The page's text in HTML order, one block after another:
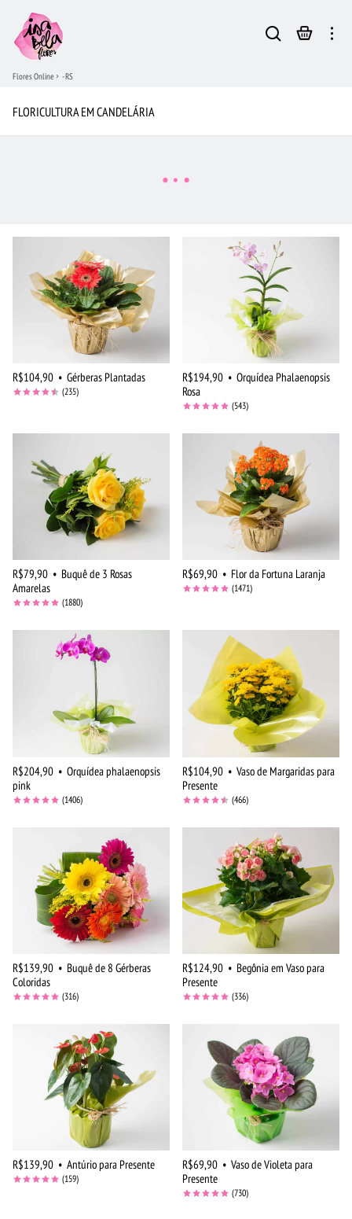
Flores Online - RS
FLORICULTURA EM CANDELÁRIA
R$104,90 • Gérberas Plantadas
(235)
R$194,90 • Orquídea Phalaenopsis
Rosa
(543)
R$79,90 • Buquê de 3 Rosas
Amarelas
(1880)
R$69,90 • Flor da Fortuna Laranja
(1471)
R$204,90 • Orquídea phalaenopsis
pink
(1406)
R$104,90 • Vaso de Margaridas para
Presente
(466)
R$139,90 • Buquê de 8 Gérberas
Coloridas
(316)
R$124,90 • Begônia em Vaso para
Presente
(336)
R$139,90 • Antúrio para Presente
(159)
R$69,90 • Vaso de Violeta para
Presente
(730)